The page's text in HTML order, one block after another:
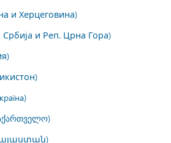
и Херцеговина)
Србија и Реп. Црна Гора)